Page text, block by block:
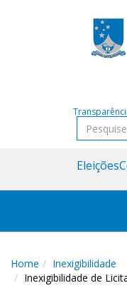
Pesquisar
Eleições
Home
Inexigibilidade
Inexigibilidade de